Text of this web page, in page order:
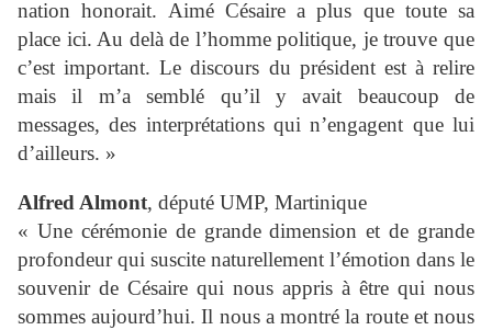
nation honorait. Aimé Césaire a plus que toute sa
place ici. Au delà de l’homme politique, je trouve que
c’est important. Le discours du président est à relire
mais il m’a semblé qu’il y avait beaucoup de
messages, des interprétations qui n’engagent que lui
d’ailleurs. »
Alfred Almont, député UMP, Martinique
« Une cérémonie de grande dimension et de grande
profondeur qui suscite naturellement l’émotion dans le
souvenir de Césaire qui nous appris à être qui nous
sommes aujourd’hui. Il nous a montré la route et nous